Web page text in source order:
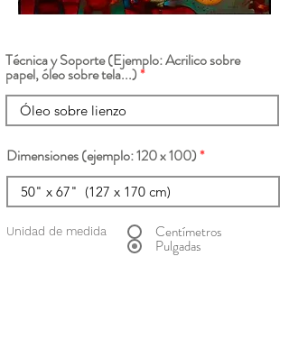
Técnica y Soporte (Ejemplo: Acrilico sobre
papel, óleo sobre tela...)
Dimensiones (ejemplo: 120 x 100)
Unidad de medida Centímetros
Pulgadas